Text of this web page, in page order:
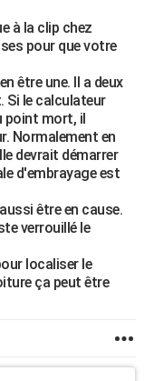
à la clip chez
pour que votre
être une. Il a deux
le calculateur
point mort, il
Normalement en
devrait démarrer
d'embrayage est
être en cause.
verrouillé le
localiser le
ça peut être